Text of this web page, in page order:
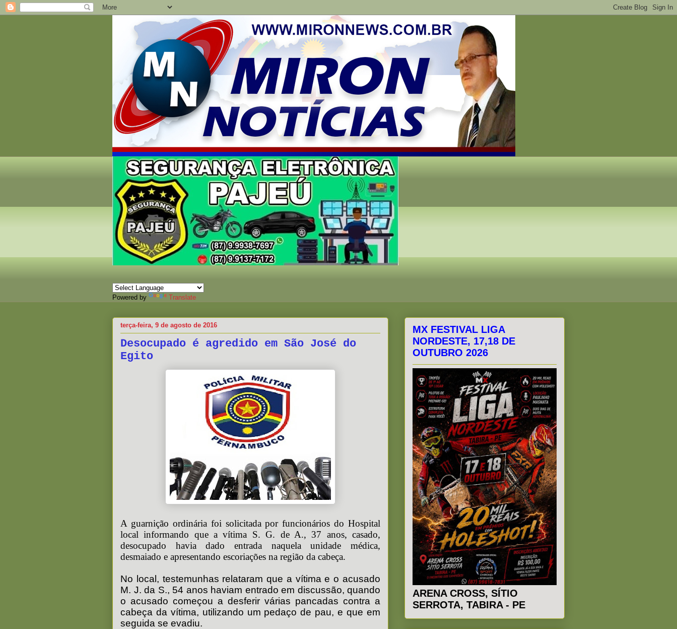
Powered by Translate
terça-feira, 9 de agosto de 2016
Desocupado é agredido em São José do
Egito
A guarnição ordinária foi solicitada por funcionários do Hospital
local informando que a vítima S. G. de A., 37 anos, casado,
desocupado havia dado entrada naquela unidade médica,
desmaiado e apresentando escoriações na região da cabeça.
No local, testemunhas relataram que a vítima e o acusado
M. J. da S., 54 anos haviam entrado em discussão, quando
o acusado começou a desferir várias pancadas contra a
cabeça da vítima, utilizando um pedaço de pau, e que em
seguida se evadiu.
MX FESTIVAL LIGA
NORDESTE, 17,18 DE
OUTUBRO 2026
ARENA CROSS, SÍTIO
SERROTA, TABIRA - PE